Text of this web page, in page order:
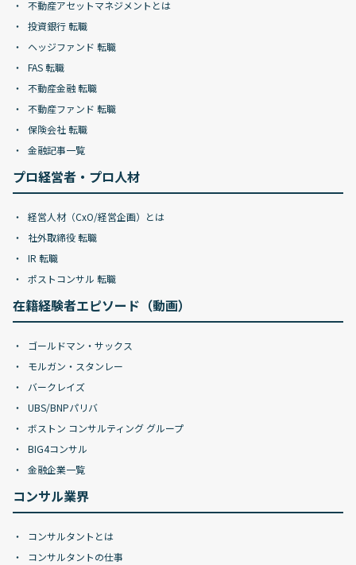
不動産アセットマネジメントとは
投資銀行 転職
ヘッジファンド 転職
FAS 転職
不動産金融 転職
不動産ファンド 転職
保険会社 転職
金融記事一覧
プロ経営者・プロ人材
経営人材（CxO/経営企画）とは
社外取締役 転職
IR 転職
ポストコンサル 転職
在籍経験者エピソード（動画）
ゴールドマン・サックス
モルガン・スタンレー
バークレイズ
UBS/BNPパリバ
ボストン コンサルティング グループ
BIG4コンサル
金融企業一覧
コンサル業界
コンサルタントとは
コンサルタントの仕事